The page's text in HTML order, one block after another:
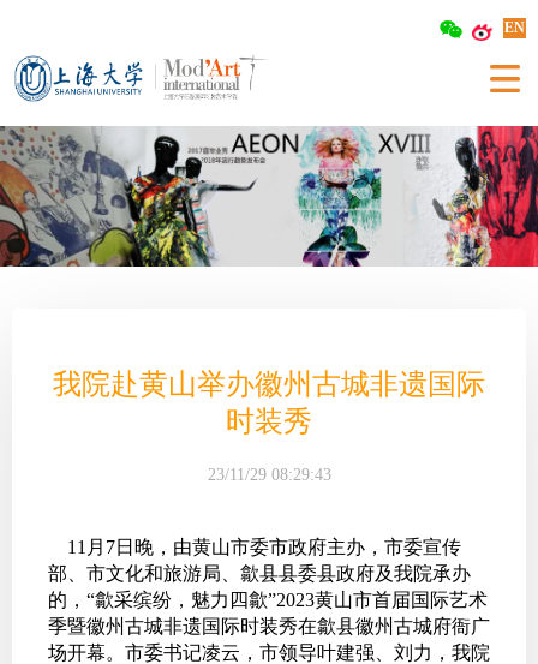
EN
我院赴黄山举办徽州古城非遗国际
时装秀
23/11/29 08:29:43
1 1月7日晚，由黄山市委市政府主办，市委宣传
部、市文化和旅游局、歙县县委县政府及我院承办
的，“歙采缤纷，魅力四歙”2023黄山市首届国际艺术
季暨徽州古城非遗国际时装秀在歙县徽州古城府衙广
场开幕。市委书记凌云，市领导叶建强、刘力，我院